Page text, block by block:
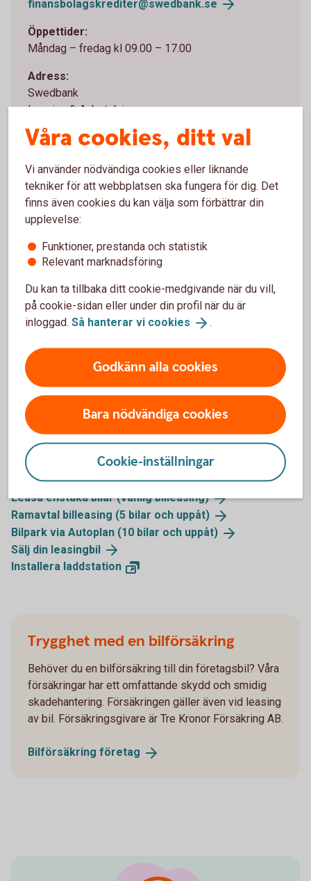
finansbolagskrediter@swedbank.se
Öppettider:
Måndag – fredag kl 09.00 – 17.00
Adress:
Swedbank
Leasing & Avbetalning
105 34 Stockholm
Skaffa e-faktura
Önskar du e-faktura i fortsättningen, anmäler du det i
din internetbank. Logga in och sök fram ”Swedbank
Finans”.
Enkelt
Klimatsmart
105 34 Stockholm
Tips företagsbilar och elbilar
Leasa enstaka bilar (vanligbilleasing)
Ramavtal billeasing (5 bilar och uppåt)
Bilpark via Autoplan (10 bilar och uppåt)
Sälj din leasingbil
Installera laddstation
Trygghet med en bilförsäkring
Behöver du en bilförsäkring till din företagsbil? Våra
försäkringar har ett omfattande skydd och smidig
skadehantering. Försäkringen gäller även vid leasing
av bil. Försäkringsgivare är Tre Kronor Försäkring AB.
Bilförsäkring företag
Våra cookies, ditt val
Vi använder nödvändiga cookies eller liknande
tekniker för att webbplatsen ska fungera för dig. Det
finns även cookies du kan välja som förbättrar din
upplevelse:
Funktioner, prestanda och statistik
Relevant marknadsföring
Du kan ta tillbaka ditt cookie-medgivande när du vill,
på cookie-sidan eller under din profil när du är
inloggad. Så hanterar vi cookies .
Godkänn alla cookies
Bara nödvändiga cookies
Cookie-inställningar